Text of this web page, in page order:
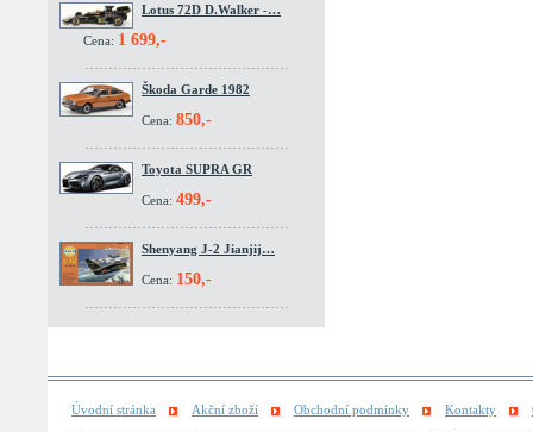
Lotus 72D D.Walker -…
Cena: 1 699,-
Škoda Garde 1982
Cena: 850,-
Toyota SUPRA GR
Cena: 499,-
Shenyang J-2 Jianjij…
Cena: 150,-
Úvodní stránka Akční zboží Obchodní podmínky Kontakty